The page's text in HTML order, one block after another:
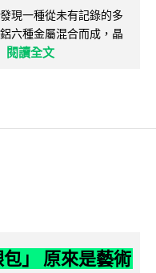
現一種從未有記錄的多
六種金屬混合而成，晶
閱讀全文
」 原來是藝術